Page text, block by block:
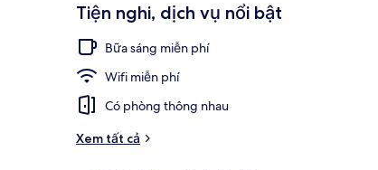
Mặt
Tiện nghi, dịch vụ nổi bật
Bữa sáng miễn phí
Wifi miễn phí
Có phòng thông nhau
Xem tất cả